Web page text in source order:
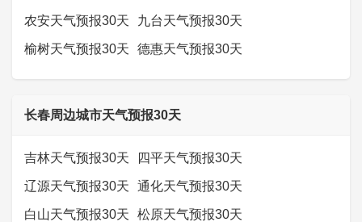
农安天气预报30天 九台天气预报30天
榆树天气预报30天 德惠天气预报30天
长春周边城市天气预报30天
吉林天气预报30天 四平天气预报30天
辽源天气预报30天 通化天气预报30天
白山天气预报30天 松原天气预报30天